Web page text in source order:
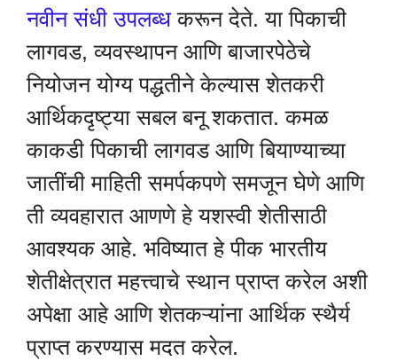
नवीन संधी उपलब्ध करून देते. या पिकाची
लागवड, व्यवस्थापन आणि बाजारपेठेचे
नियोजन योग्य पद्धतीने केल्यास शेतकरी
आर्थिकदृष्ट्या सबल बनू शकतात. कमळ
काकडी पिकाची लागवड आणि बियाण्याच्या
जातींची माहिती समर्पकपणे समजून घेणे आणि
ती व्यवहारात आणणे हे यशस्वी शेतीसाठी
आवश्यक आहे. भविष्यात हे पीक भारतीय
शेतीक्षेत्रात महत्त्वाचे स्थान प्राप्त करेल अशी
अपेक्षा आहे आणि शेतकऱ्यांना आर्थिक स्थैर्य
प्राप्त करण्यास मदत करेल.